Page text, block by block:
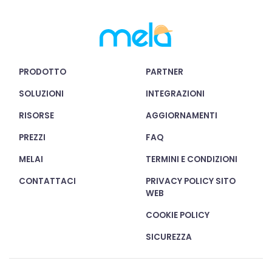
PRODOTTO
SOLUZIONI
RISORSE
PREZZI
MELAI
CONTATTACI
PARTNER
INTEGRAZIONI
AGGIORNAMENTI
FAQ
TERMINI E CONDIZIONI
PRIVACY POLICY SITO
WEB
COOKIE POLICY
SICUREZZA